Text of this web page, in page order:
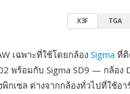
X3F TGA
เฉพาะที่ใช้โดยกล้อง Sigma ที่ติ
พร้อมกับ Sigma SD9 — กล้อง
กเซล ต่างจากกล้องทั่วไปที่ใช้อา